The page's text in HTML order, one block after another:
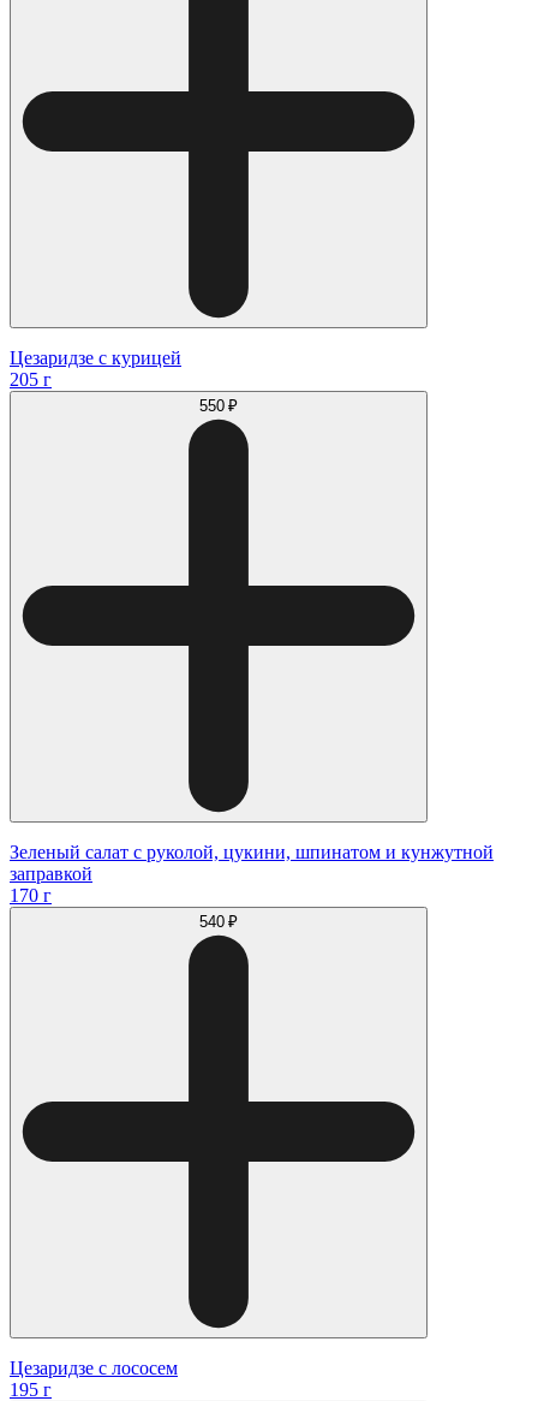
Цезаридзе с курицей
205 г
550 ₽
Зеленый салат с руколой, цукини, шпинатом и кунжутной
заправкой
170 г
540 ₽
Цезаридзе с лососем
195 г